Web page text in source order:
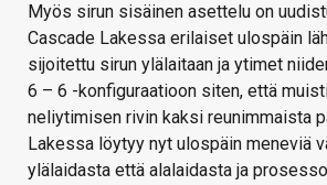
Myös sirun sisäinen asettelu on
Cascade Lakessa erilaiset ulospäin
sijoitettu sirun ylälaitaan ja ytimet
6 – 6 -konfiguraatioon siten, että
neliytimisen rivin kaksi reunimmaista
Lakessa löytyy nyt ulospäin meneviä
ylälaidasta että alalaidasta ja